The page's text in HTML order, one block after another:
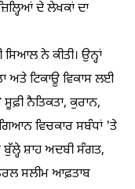
ਦੇ ਲੇਖਕਾਂ ਦਾ
ਨੇ ਕੀਤੀ। ਉਨ੍ਹਾਂ
ਅਤੇ ਟਿਕਾਊ ਵਿਕਾਸ ਲਈ
ਨੈਤਿਕਤਾ, ਕੁਰਾਨ,
ਵਿਚਕਾਰ ਸਬੰਧਾਂ 'ਤੇ
ਬੁੱਲ੍ਹੇ ਸ਼ਾਹ ਅਦਬੀ ਸੰਗਤ,
ਸਲੀਮ ਆਫ਼ਤਾਬ